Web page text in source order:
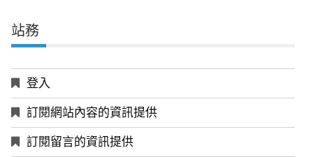
站務
登入
訂閱網站內容的資訊提供
訂閱留言的資訊提供